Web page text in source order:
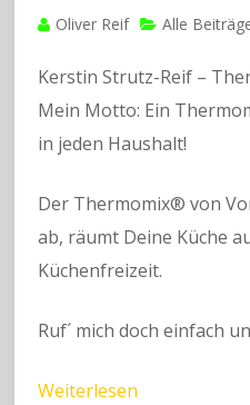
Oliver Reif Alle
Kerstin Strutz-Reif –
Mein Motto: Ein
in jeden Haushalt!
Der Thermomix® von
ab, räumt Deine Küche
Küchenfreizeit.
Ruf´ mich doch einfach
Weiterlesen